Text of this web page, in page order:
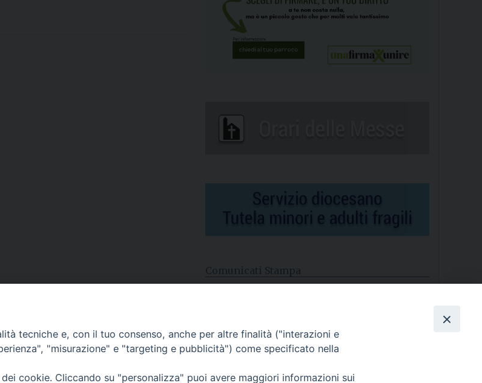
Comunicati Stampa
Nasce la Consulta Diocesana delle Aggregazioni Laicali di
Castellaneta
Archivio comunicati stampa
tecniche e, con il tuo consenso, anche per altre finalità ("interazioni e
"misurazione" e "targeting e pubblicità") come specificato nella
cookie. Cliccando su "personalizza" puoi avere maggiori informazioni sui